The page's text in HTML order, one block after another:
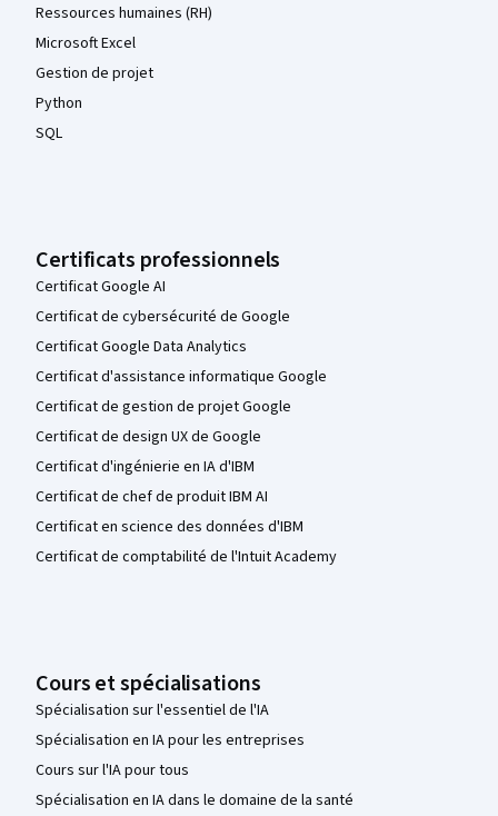
Ressources humaines (RH)
Microsoft Excel
Gestion de projet
Python
SQL
Certificats professionnels
Certificat Google AI
Certificat de cybersécurité de Google
Certificat Google Data Analytics
Certificat d'assistance informatique Google
Certificat de gestion de projet Google
Certificat de design UX de Google
Certificat d'ingénierie en IA d'IBM
Certificat de chef de produit IBM AI
Certificat en science des données d'IBM
Certificat de comptabilité de l'Intuit Academy
Cours et spécialisations
Spécialisation sur l'essentiel de l'IA
Spécialisation en IA pour les entreprises
Cours sur l'IA pour tous
Spécialisation en IA dans le domaine de la santé